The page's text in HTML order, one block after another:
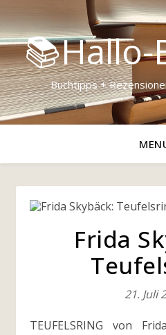
📚Hallo-
Buchtipps +
Frida
21. Juli
TEUFELSRING von Frida Skybäck ist beste